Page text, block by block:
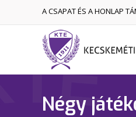
A CSAPAT ÉS A HONLAP
Négy